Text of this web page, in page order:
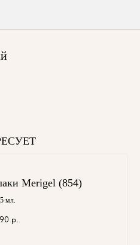
Merigel (854)
мл.
р.